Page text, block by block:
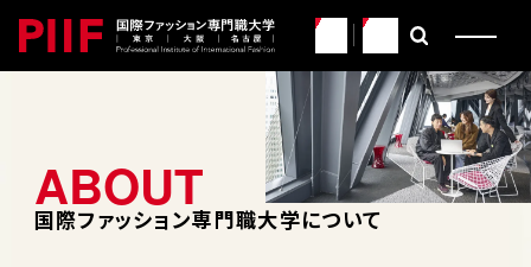
JP EN
国際ファッション専門職大学について